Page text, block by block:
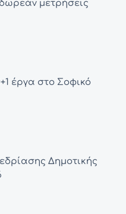
μετρήσεις
έργα στο Σοφικό
Δημοτικής